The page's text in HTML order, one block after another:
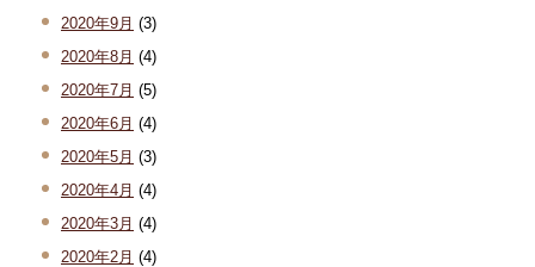
2020年9月 (3)
2020年8月 (4)
2020年7月 (5)
2020年6月 (4)
2020年5月 (3)
2020年4月 (4)
2020年3月 (4)
2020年2月 (4)